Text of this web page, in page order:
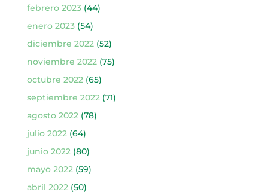
febrero 2023(44)
enero 2023(54)
diciembre 2022(52)
noviembre 2022(75)
octubre 2022(65)
septiembre 2022(71)
agosto 2022(78)
julio 2022(64)
junio 2022(80)
mayo 2022(59)
abril 2022(50)